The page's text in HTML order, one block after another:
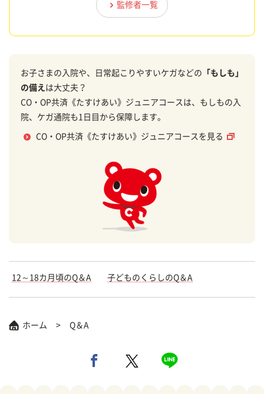
監修者一覧
お子さまの入院や、日常起こりやすいケガなどの 「もしも」
の備え は大丈夫？
CO・OP共済《たすけあい》ジュニアコースは、もしもの入
院、ケガ通院も1日目から保障します。
CO・OP共済《たすけあい》ジュニアコースを見る
12～18カ月頃のQ＆A 子どものくらしのQ＆A
ホーム Q＆A